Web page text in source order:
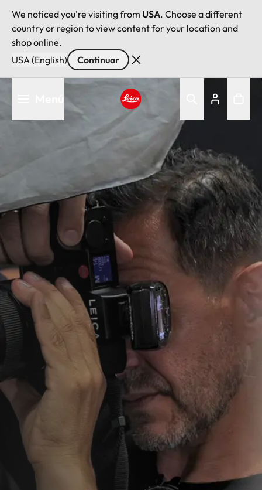
We noticed you're visiting from USA. Choose a different
country or region to view content for your location and
shop online.
USA (English)
Continuar
Leica logo - Home